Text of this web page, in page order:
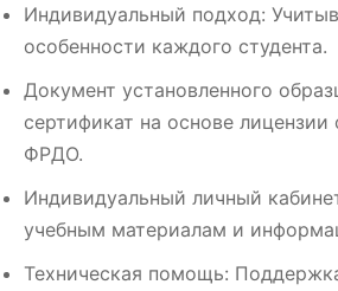
Индивидуальный подход:
особенности каждого студента.
Документ установленного
сертификат на основе
ФРДО.
Индивидуальный личный
учебным материалам и
Техническая помощь: